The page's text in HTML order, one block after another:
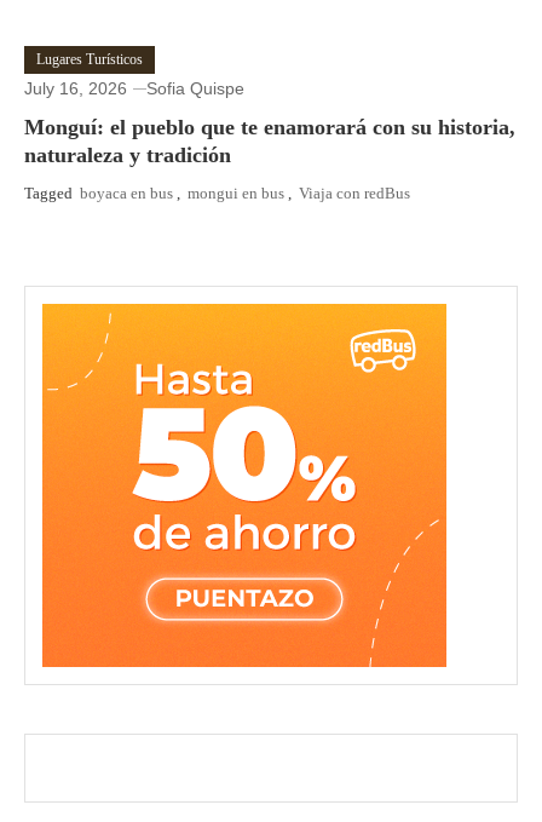
Lugares Turísticos
July 16, 2026 Sofia Quispe
Monguí: el pueblo que te enamorará con su historia,
naturaleza y tradición
Tagged boyaca en bus , mongui en bus , Viaja con redBus